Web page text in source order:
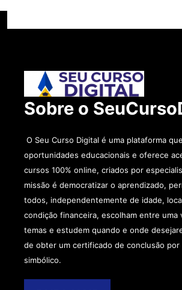
Sobre o
O Seu Curso Digital é uma plataforma
oportunidades educacionais e oferece
cursos 100% online, criados por
missão é democratizar o aprendizado,
todos, independentemente de idade,
condição financeira, escolham entre uma
temas e estudem quando e onde
de obter um certificado de conclusão por
simbólico.